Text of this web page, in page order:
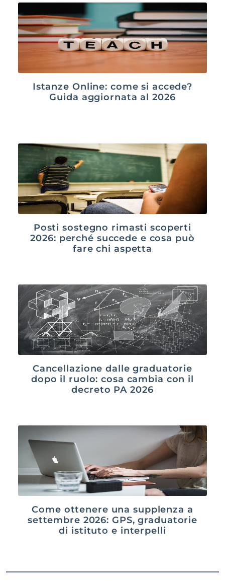
Istanze Online: come si accede?
Guida aggiornata al 2026
Posti sostegno rimasti scoperti
2026: perché succede e cosa può
fare chi aspetta
Cancellazione dalle graduatorie
dopo il ruolo: cosa cambia con il
decreto PA 2026
Come ottenere una supplenza a
settembre 2026: GPS, graduatorie
di istituto e interpelli